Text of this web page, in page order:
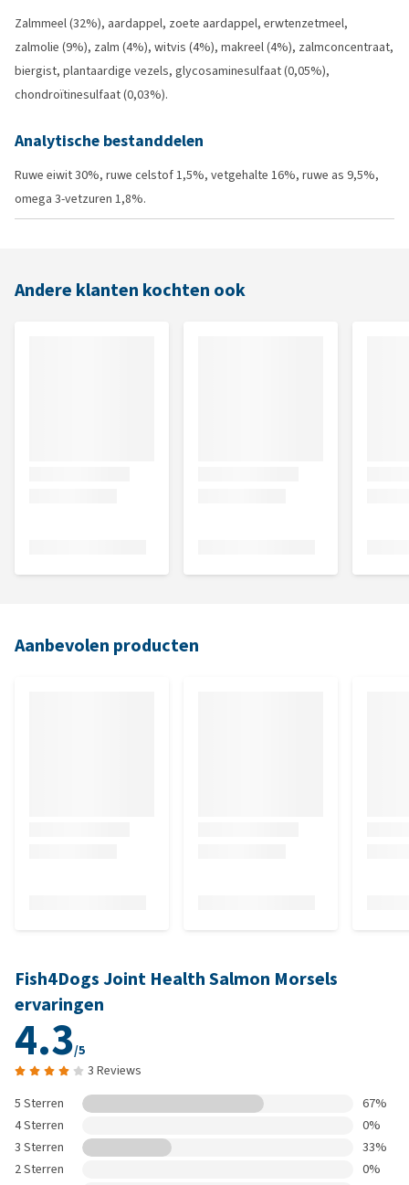
Zalmmeel (32%), aardappel, zoete aardappel, erwtenzetmeel,
zalmolie (9%), zalm (4%), witvis (4%), makreel (4%), zalmconcentraat,
biergist, plantaardige vezels, glycosaminesulfaat (0,05%),
chondroïtinesulfaat (0,03%).
Analytische bestanddelen
Ruwe eiwit 30%, ruwe celstof 1,5%, vetgehalte 16%, ruwe as 9,5%,
omega 3-vetzuren 1,8%.
Andere klanten kochten ook
Aanbevolen producten
Fish4Dogs Joint Health Salmon Morsels
ervaringen
4.3/5
3 Reviews
5 Sterren
67%
4 Sterren
0%
3 Sterren
33%
2 Sterren
0%